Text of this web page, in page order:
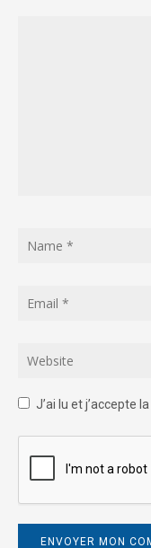
J’ai lu et j’accepte la